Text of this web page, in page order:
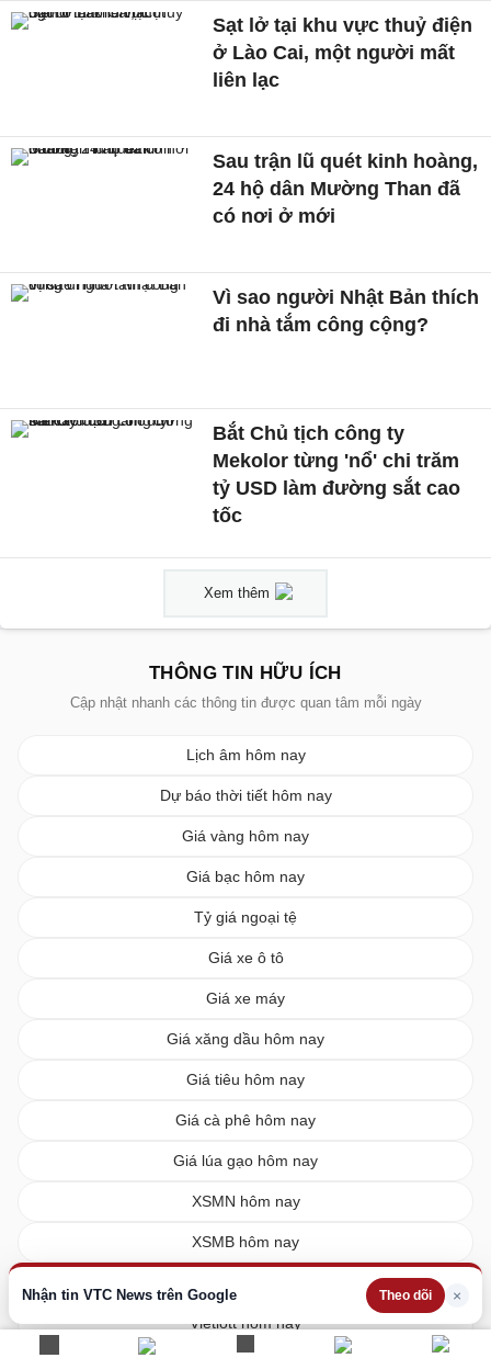
Nhận tin VTC News trên Google Theo dõi ×
Sạt lở tại khu vực thuỷ điện
ở Lào Cai, một người mất
liên lạc
Sau trận lũ quét kinh hoàng,
24 hộ dân Mường Than đã
có nơi ở mới
Vì sao người Nhật Bản thích
đi nhà tắm công cộng?
Bắt Chủ tịch công ty
Mekolor từng 'nổ' chi trăm
tỷ USD làm đường sắt cao
tốc
Xem thêm
THÔNG TIN HỮU ÍCH
Cập nhật nhanh các thông tin được quan tâm mỗi ngày
Lịch âm hôm nay
Dự báo thời tiết hôm nay
Giá vàng hôm nay
Giá bạc hôm nay
Tỷ giá ngoại tệ
Giá xe ô tô
Giá xe máy
Giá xăng dầu hôm nay
Giá tiêu hôm nay
Giá cà phê hôm nay
Giá lúa gạo hôm nay
XSMN hôm nay
XSMB hôm nay
Vietlott hôm nay